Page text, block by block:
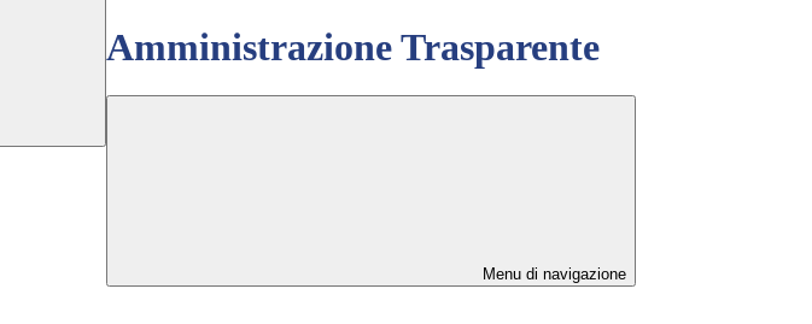
Amministrazione Trasparente
Menu di navigazione